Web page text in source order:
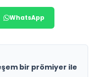
WhatsApp
bir prömiyer ile